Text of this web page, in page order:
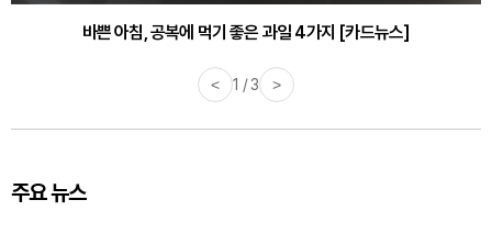
바쁜 아침, 공복에 먹기 좋은 과일 4가지 [카드뉴스]
< 1 / 3 >
주요 뉴스